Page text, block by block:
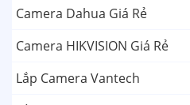
Camera Dahua Giá Rẻ
Camera HIKVISION Giá Rẻ
Lắp Camera Vantech